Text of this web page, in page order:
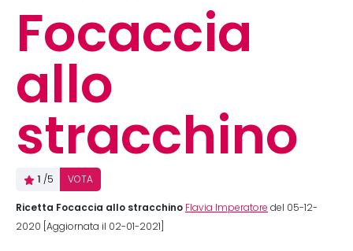
Focaccia
allo
stracchino
1 /5 VOTA
Ricetta Focaccia allo stracchino Flavia Imperatore del 05-12-
2020 [Aggiornata il 02-01-2021]